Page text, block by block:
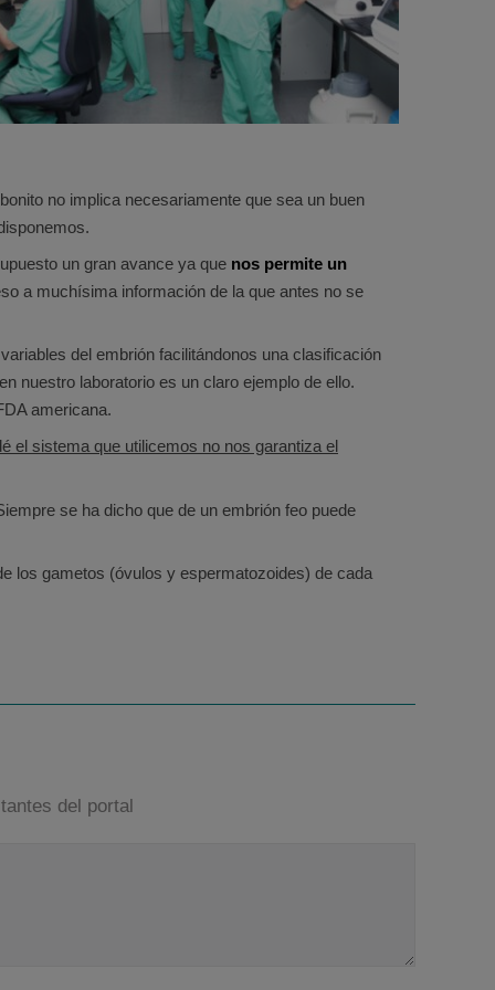
no implica necesariamente que sea un buen
un gran avance ya que nos permite un
a muchísima información de la que antes no se
del embrión facilitándonos una clasificación
nuestro laboratorio es un claro ejemplo de ello.
americana.
el sistema que utilicemos no nos garantiza el
se ha dicho que de un embrión feo puede
los gametos (óvulos y espermatozoides) de cada
del portal